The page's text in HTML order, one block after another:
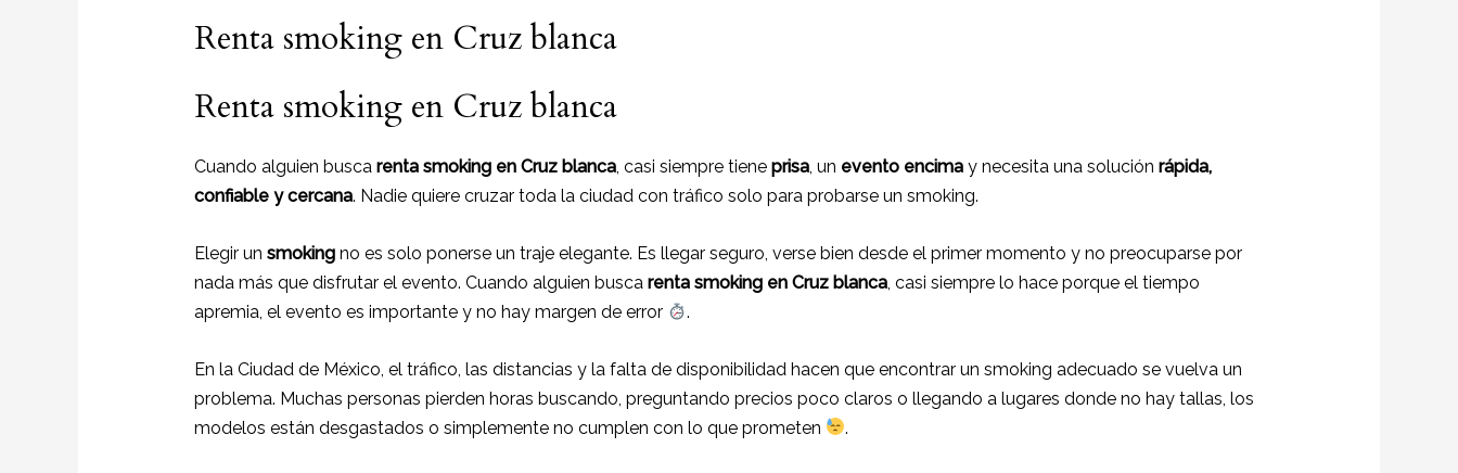
Renta smoking en Cruz blanca
Renta smoking en Cruz blanca
Cuando alguien busca renta smoking en Cruz blanca, casi siempre tiene prisa, un evento encimay necesita una solución rápida,
confiable y cercana. Nadie quiere cruzar toda la ciudad con tráfico solo para probarse un smoking.
Elegir un smoking no es solo ponerse un traje elegante. Es llegar seguro, verse bien desde el primer momento y no preocuparse por
nada más que disfrutar el evento. Cuando alguien busca renta smoking en Cruz blanca, casi siempre lo hace porque el tiempo
apremia, el evento es importante y no hay margen de error
.
En la Ciudad de México, el tráfico, las distancias y la falta de disponibilidad hacen que encontrar un smoking adecuado se vuelva un
problema. Muchas personas pierden horas buscando, preguntando precios poco claros o llegando a lugares donde no hay tallas, los
modelos están desgastados o simplemente no cumplen con lo que prometen
.